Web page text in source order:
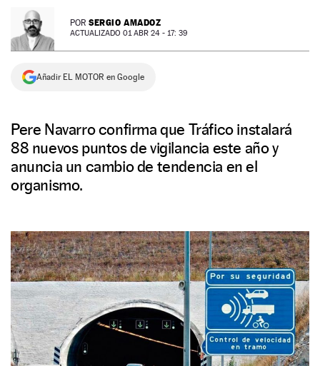
NEWSLETTER POR SERGIO AMADOZ
ACTUALIZADO 01 ABR 24 - 17: 39
Añadir EL MOTOR en Google
Pere Navarro confirma que Tráfico instalará
88 nuevos puntos de vigilancia este año y
anuncia un cambio de tendencia en el
organismo.